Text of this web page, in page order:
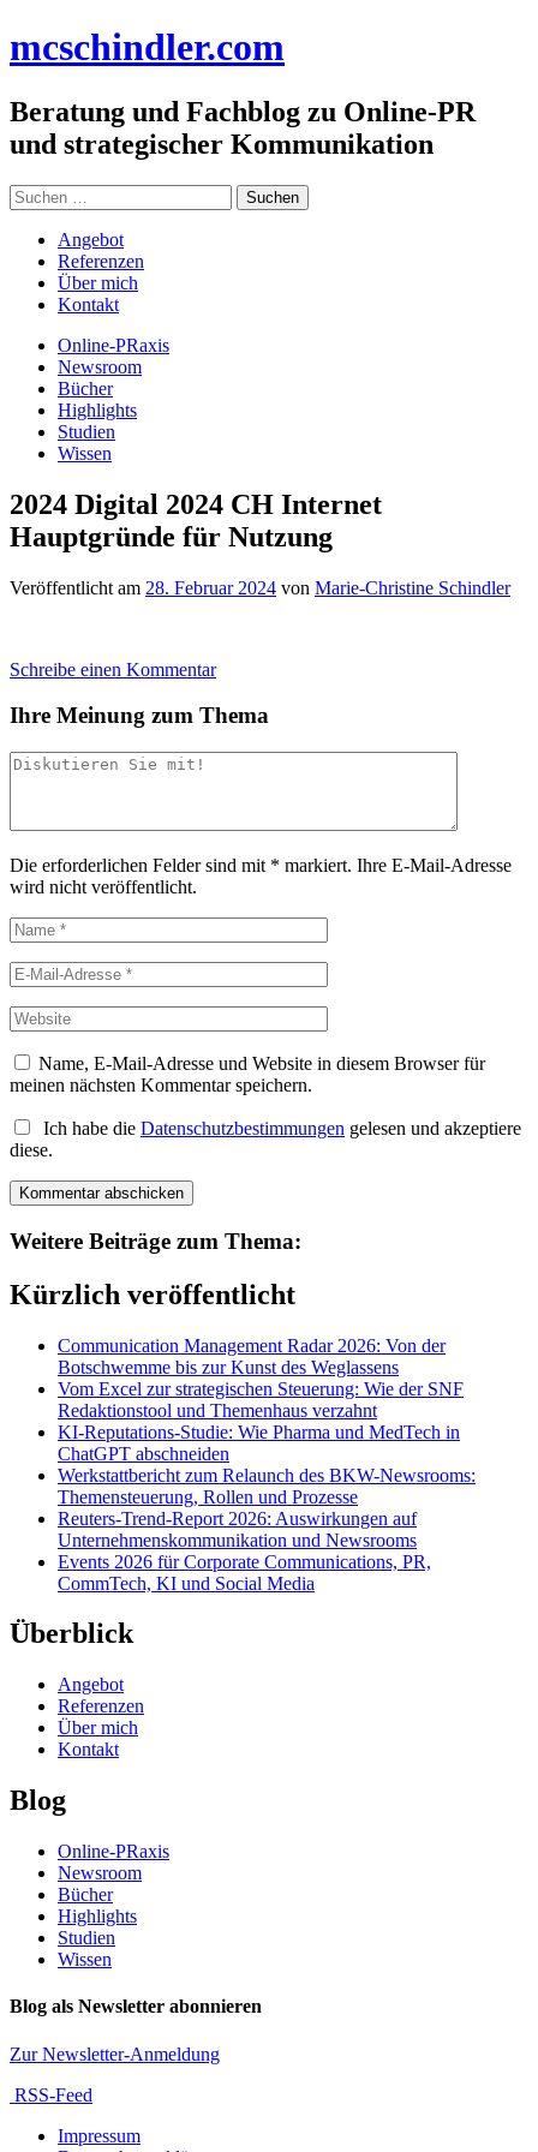
Inhalt
mcschindler.com
Beratung und Fachblog zu Online-PR
und strategischer Kommunikation
Suchen
nach:
Angebot
Referenzen
Über mich
Kontakt
Online-PRaxis
Newsroom
Bücher
Highlights
Studien
Wissen
2024 Digital 2024 CH Internet
Hauptgründe für Nutzung
Veröffentlicht am 28. Februar 2024 von Marie-Christine Schindler
Schreibe einen Kommentar
Ihre Meinung zum Thema
Die erforderlichen Felder sind mit * markiert. Ihre E-Mail-Adresse
wird nicht veröffentlicht.
Name, E-Mail-Adresse und Website in diesem Browser für
meinen nächsten Kommentar speichern.
Ich habe die Datenschutzbestimmungen gelesen und akzeptiere
diese.
Weitere Beiträge zum Thema:
Kürzlich veröffentlicht
Communication Management Radar 2026: Von der
Botschwemme bis zur Kunst des Weglassens
Vom Excel zur strategischen Steuerung: Wie der SNF
Redaktionstool und Themenhaus verzahnt
KI-Reputations-Studie: Wie Pharma und MedTech in
ChatGPT abschneiden
Werkstattbericht zum Relaunch des BKW-Newsrooms:
Themensteuerung, Rollen und Prozesse
Reuters-Trend-Report 2026: Auswirkungen auf
Unternehmenskommunikation und Newsrooms
Events 2026 für Corporate Communications, PR,
CommTech, KI und Social Media
Überblick
Angebot
Referenzen
Über mich
Kontakt
Blog
Online-PRaxis
Newsroom
Bücher
Highlights
Studien
Wissen
Blog als Newsletter abonnieren
Zur Newsletter-Anmeldung
RSS-Feed
Impressum